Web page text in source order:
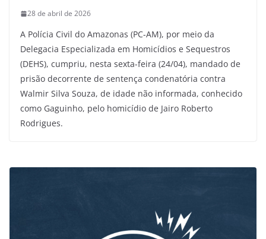
28 de abril de 2026
A Polícia Civil do Amazonas (PC-AM), por meio da
Delegacia Especializada em Homicídios e Sequestros
(DEHS), cumpriu, nesta sexta-feira (24/04), mandado de
prisão decorrente de sentença condenatória contra
Walmir Silva Souza, de idade não informada, conhecido
como Gaguinho, pelo homicídio de Jairo Roberto
Rodrigues.